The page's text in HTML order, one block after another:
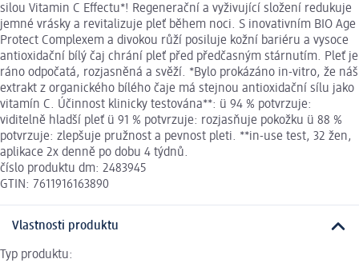
silou Vitamin C Effectu*! Regenerační a vyživující složení redukuje
jemné vrásky a revitalizuje pleť během noci. S inovativním BIO Age
Protect Complexem a divokou růží posiluje kožní bariéru a vysoce
antioxidační bílý čaj chrání pleť před předčasným stárnutím. Pleť je
ráno odpočatá, rozjasněná a svěží. *Bylo prokázáno in-vitro, že náš
extrakt z organického bílého čaje má stejnou antioxidační sílu jako
vitamín C. Účinnost klinicky testována**: ü 94 % potvrzuje:
viditelně hladší pleť ü 91 % potvrzuje: rozjasňuje pokožku ü 88 %
potvrzuje: zlepšuje pružnost a pevnost pleti. **in-use test, 32 žen,
aplikace 2x denně po dobu 4 týdnů.
číslo produktu dm: 2483945
GTIN: 7611916163890
Vlastnosti produktu
Typ produktu: